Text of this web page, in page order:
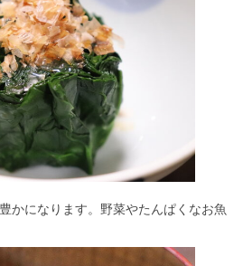
かになります。野菜やたんぱくなお魚